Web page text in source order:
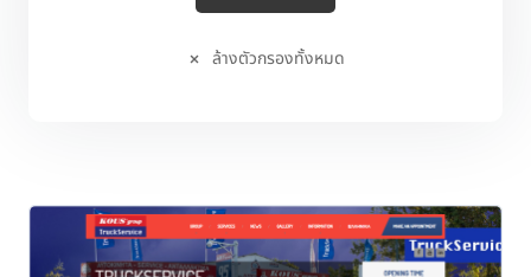
ล้างตัวกรองทั้งหมด